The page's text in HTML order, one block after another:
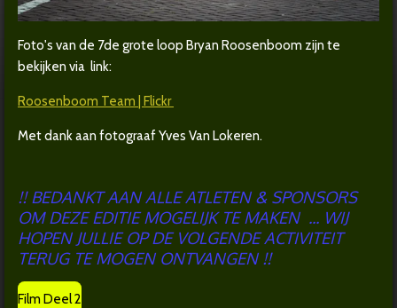
Foto's van de 7de grote loop Bryan Roosenboom zijn te
bekijken via link:
Roosenboom Team | Flickr
Met dank aan fotograaf Yves Van Lokeren.
!! BEDANKT AAN ALLE ATLETEN & SPONSORS
OM DEZE EDITIE MOGELIJK TE MAKEN ... WIJ
HOPEN JULLIE OP DE VOLGENDE ACTIVITEIT
TERUG TE MOGEN ONTVANGEN !!
Film Deel 2